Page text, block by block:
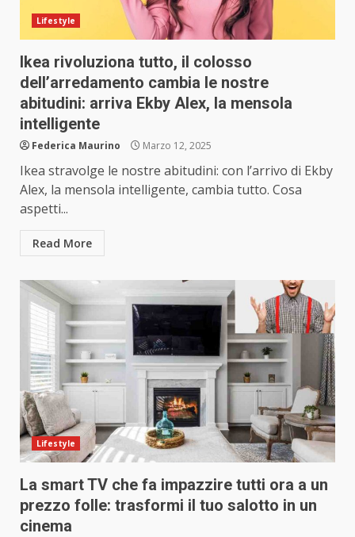
Lifestyle
Ikea rivoluziona tutto, il colosso
dell’arredamento cambia le nostre
abitudini: arriva Ekby Alex, la mensola
intelligente
Federica Maurino Marzo 12, 2025
Ikea stravolge le nostre abitudini: con l’arrivo di Ekby
Alex, la mensola intelligente, cambia tutto. Cosa
aspetti...
Read More
Lifestyle
La smart TV che fa impazzire tutti ora a un
prezzo folle: trasformi il tuo salotto in un
cinema